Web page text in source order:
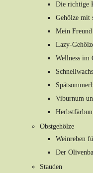
Die richtige
Gehölze mit
Mein
Lazy-
Wellness im
Viburnum
Obstgehölze
Weinreben
Der
Stauden